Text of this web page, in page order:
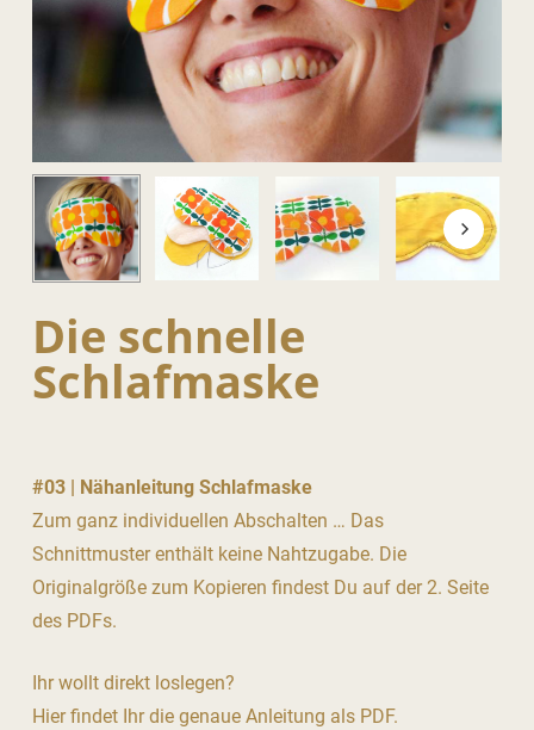
Die schnelle
Schlafmaske
#03 | Nähanleitung Schlafmaske
Zum ganz individuellen Abschalten … Das
Schnittmuster enthält keine Nahtzugabe. Die
Originalgröße zum Kopieren findest Du auf der 2. Seite
des PDFs.
Ihr wollt direkt loslegen?
Hier findet Ihr die genaue Anleitung als PDF.